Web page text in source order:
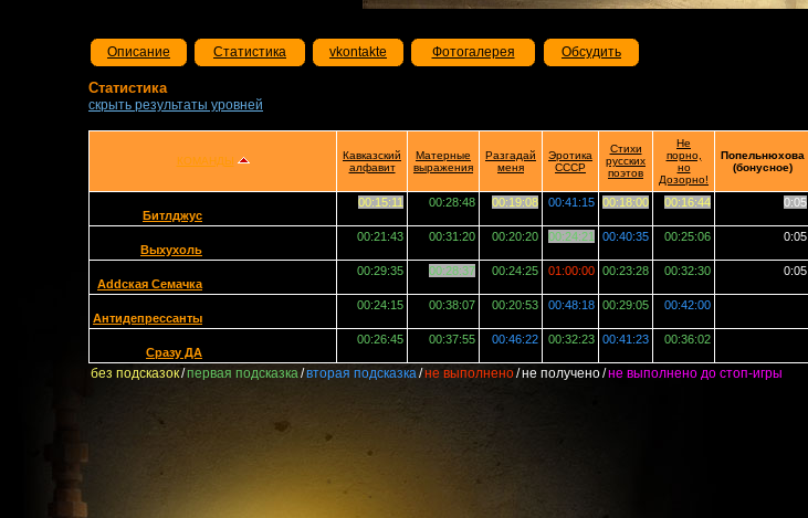
Описание Статистика vkontakte Фотогалерея Обсудить
Статистика
скрыть результаты уровней
КОМАНДЫ
Кавказский
алфавит
Матерные
выражения
Разгадай
меня
Эротика
СССР
Стихи
русских
поэтов
Не
порно,
но
Дозорно!
Попельнюхова
(бонусное)
Битлджус
00:15:11 00:28:48 00:19:08 00:41:15 00:18:00 00:16:44 0:05
Выхухоль
00:21:43 00:31:20 00:20:20 00:24:21 00:40:35 00:25:06 0:05
Addская Семачка
00:29:35 00:28:37 00:24:25 01:00:00 00:23:28 00:32:30 0:05
Антидепрессанты
00:24:15 00:38:07 00:20:53 00:48:18 00:29:05 00:42:00
Сразу ДА
00:26:45 00:37:55 00:46:22 00:32:23 00:41:23 00:36:02
без подсказок/первая подсказка/вторая подсказка/не выполнено/не получено/не выполнено до стоп-игры